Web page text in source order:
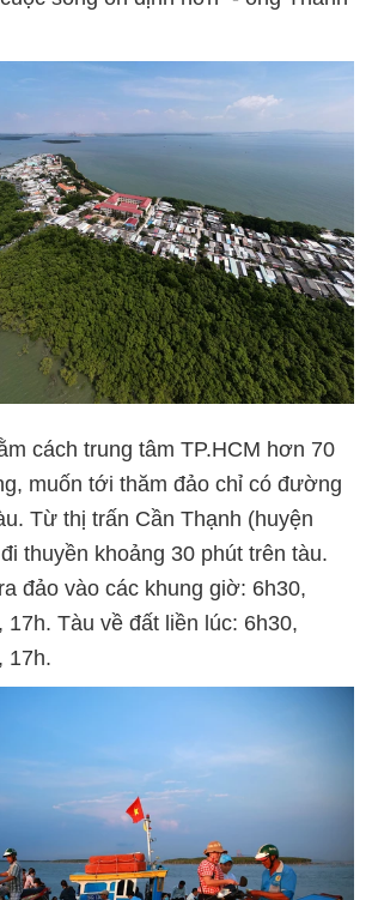
cách trung tâm TP.HCM hơn 70
muốn tới thăm đảo chỉ có đường
Từ thị trấn Cần Thạnh (huyện
thuyền khoảng 30 phút trên tàu.
đảo vào các khung giờ: 6h30,
17h. Tàu về đất liền lúc: 6h30,
17h.